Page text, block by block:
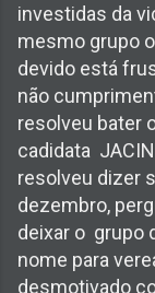
investidas da
mesmo grupo
devido está
não
resolveu bater
cadidata
resolveu dizer
dezembro,
deixar o grupo
nome para
desmotivado